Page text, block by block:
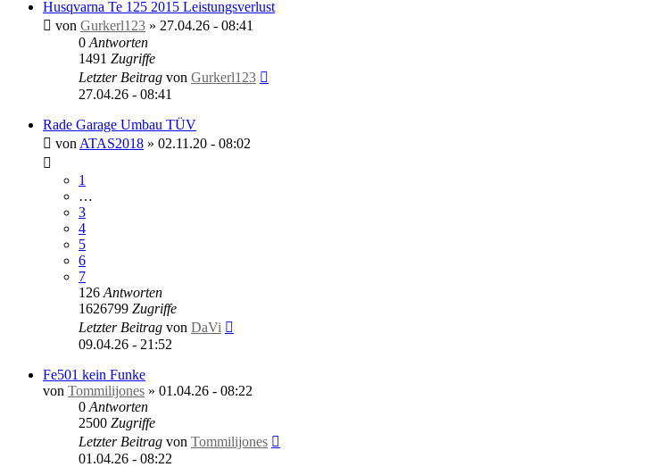
Husqvarna Te 125 2015 Leistungsverlust
von Gurkerl123 » 27.04.26 - 08:41
0 Antworten
1491 Zugriffe
Letzter Beitrag von Gurkerl123
27.04.26 - 08:41
Rade Garage Umbau TÜV
von ATAS2018 » 02.11.20 - 08:02
1
…
3
4
5
6
7
126 Antworten
1626799 Zugriffe
Letzter Beitrag von DaVi
09.04.26 - 21:52
Fe501 kein Funke
von Tommilijones » 01.04.26 - 08:22
0 Antworten
2500 Zugriffe
Letzter Beitrag von Tommilijones
01.04.26 - 08:22